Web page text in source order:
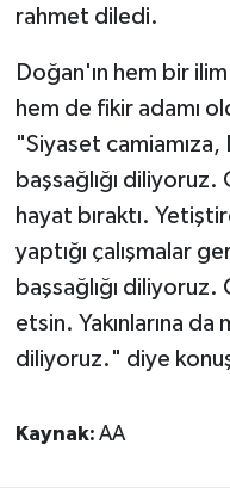
rahmet diledi.
Doğan'ın hem bir
hem de fikir adamı
"Siyaset camiamıza,
başsağlığı
hayat bıraktı.
yaptığı çalışmalar
başsağlığı diliyoruz.
etsin. Yakınlarına da
diliyoruz." diye
Kaynak: AA
Hatay Müftülüğü
Iğdır Müftülüğü
Isparta
İstanbul
İzmir Müftülüğü
Karaman